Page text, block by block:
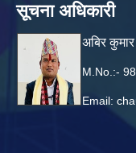
सूचना अधिकारी
अबिर कुमार
M.No.:-
Email: